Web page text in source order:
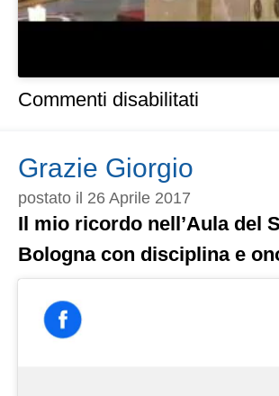
Commenti disabilitati
stato
padre
Grazie Giorgio
postato il 26 Aprile 2017
Il mio ricordo nell’Aula del
Bologna con disciplina e